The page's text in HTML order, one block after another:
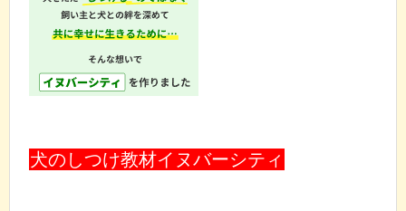
犬のしつけ教材イヌバーシティ